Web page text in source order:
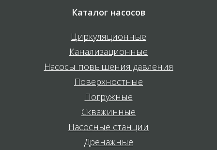
Каталог насосов
Циркуляционные
Канализационные
Насосы повышения давления
Поверхностные
Погружные
Скважинные
Насосные станции
Дренажные